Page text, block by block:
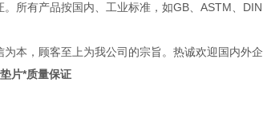
。所有产品按国内、工业标准，如GB、ASTM、
为本，顾客至上为我公司的宗旨。热诚欢迎国内外
片*质量保证